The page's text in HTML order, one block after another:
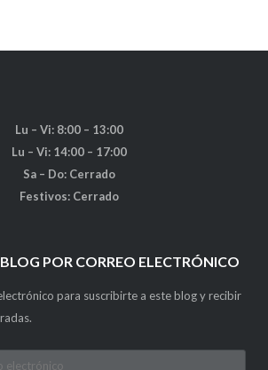
Lu – Vi: 8:00 – 13:00
Lu – Vi: 14:00 – 17:00
Sa – Do: Cerrado
Festivos: Cerrado
POR CORREO ELECTRÓNICO
para suscribirte a este blog y recibir